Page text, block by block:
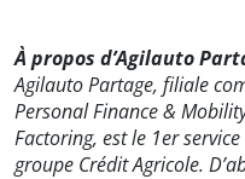
À propos d’Agilauto
Agilauto Partage, filiale
Personal Finance &
Factoring, est le 1er
groupe Crédit Agricole.